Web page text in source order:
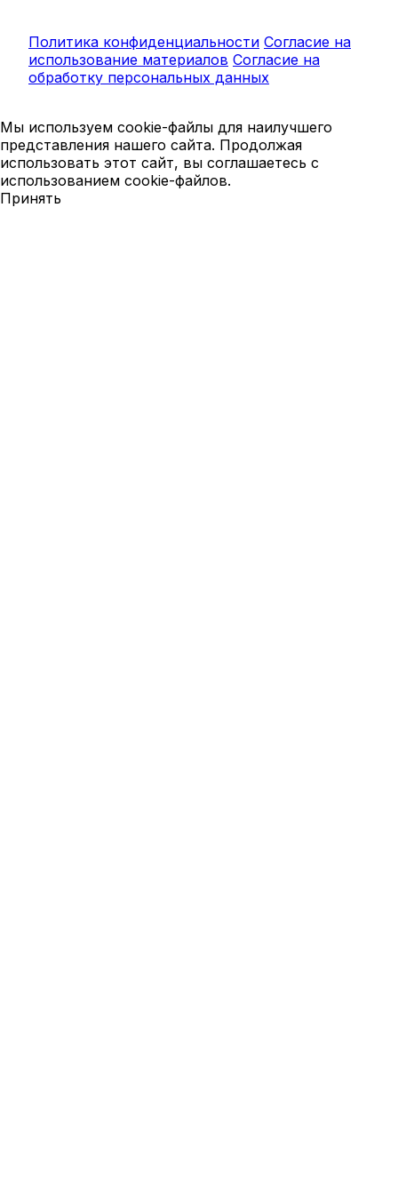
Политика конфиденциальности Согласие на
использование материалов Согласие на
обработку персональных данных
Мы используем cookie-файлы для наилучшего
представления нашего сайта. Продолжая
использовать этот сайт, вы соглашаетесь с
использованием cookie-файлов.
Принять